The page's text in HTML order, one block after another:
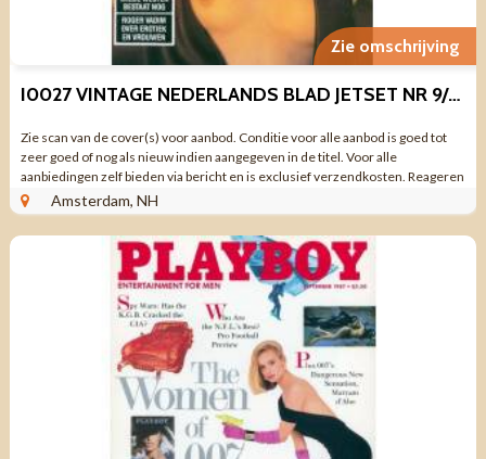
Zie omschrijving
I0027 VINTAGE NEDERLANDS BLAD JETSET NR 9/10 1985
Zie scan van de cover(s) voor aanbod. Conditie voor alle aanbod is goed tot
zeer goed of nog als nieuw indien aangegeven in de titel. Voor alle
aanbiedingen zelf bieden via bericht en is exclusief verzendkosten. Reageren
via aanbieding ...
Amsterdam, NH